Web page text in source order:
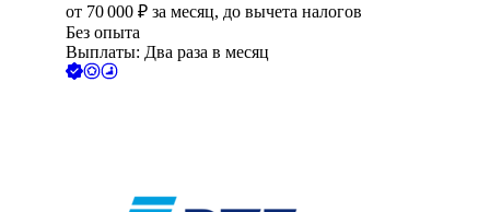
от 70 000 ₽ за месяц, до вычета налогов
Без опыта
Выплаты: Два раза в месяц